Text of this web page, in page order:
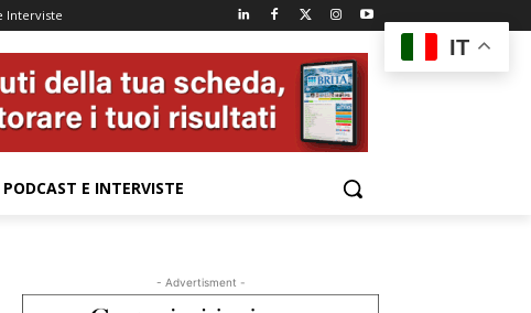
Interviste
E INTERVISTE
- Advertisment -
IT